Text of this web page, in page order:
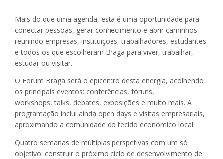
Mais do que uma agenda, esta é uma oportunidade para
conectar pessoas, gerar conhecimento e abrir caminhos —
reunindo empresas, instituições, trabalhadores, estudantes
e todos os que escolheram Braga para viver, trabalhar,
estudar ou visitar.
O Forum Braga será o epicentro desta energia, acolhendo
os principais eventos: conferências, fóruns,
workshops, talks, debates, exposições e muito mais. A
programação inclui ainda open days e visitas empresariais,
aproximando a comunidade do tecido económico local.
Quatro semanas de múltiplas perspetivas com um só
objetivo: construir o próximo ciclo de desenvolvimento de